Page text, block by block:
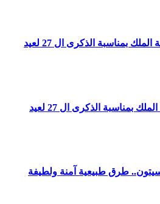
شيماء مرزوق تهنئ جلالة الملك بمناسبة الذكرى ال 27 لعيد
لبنى العجاني تهنئ جلالة الملك بمناسبة الذكرى ال 27 لعيد
طرق طبيعية آمنة ولطيفة